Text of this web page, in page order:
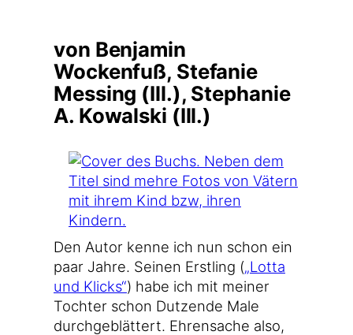
von Benjamin
Wockenfuß, Stefanie
Messing (Ill.), Stephanie
A. Kowalski (Ill.)
Den Autor ken­ne ich nun schon ein
paar Jah­re. Sei­nen Erst­ling („Lot­ta
und Klicks“) habe ich mit mei­ner
Toch­ter schon Dut­zen­de Male
durch­ge­blät­tert. Ehren­sa­che also,